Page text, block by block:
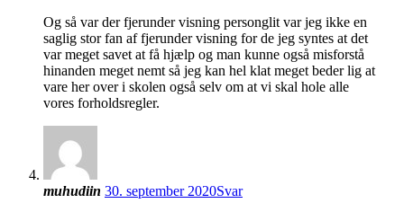
Og så var der fjerunder visning personglit var jeg ikke en
saglig stor fan af fjerunder visning for de jeg syntes at det
var meget savet at få hjælp og man kunne også misforstå
hinanden meget nemt så jeg kan hel klat meget beder lig at
vare her over i skolen også selv om at vi skal hole alle
vores forholdsregler.
muhudiin 30. september 2020Svar